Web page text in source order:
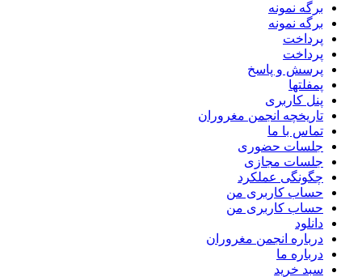
برگه نمونه
برگه نمونه
پرداخت
پرداخت
پرسش و پاسخ
پمفلتها
پنل کاربری
تاریخچه انجمن مغروران
تماس با ما
جلسات حضوری
جلسات مجازی
چگونگی عملکرد
حساب کاربری من
حساب کاربری من
دانلود
درباره انجمن مغروران
درباره ما
سبد خرید